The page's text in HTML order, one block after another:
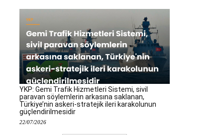
YKP: Gemi Trafik Hizmetleri Sistemi, sivil
paravan söylemlerin arkasına saklanan,
Türkiye’nin askeri-stratejik ileri karakolunun
güçlendirilmesidir
22/07/2026